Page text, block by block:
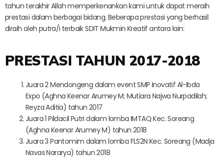
tahun terakhir Allah memperkenankan kami untuk dapat meraih
prestasi dalam berbagai bidang. Beberapa prestasi yang berhasil
diraih oleh putra/i terbaik SDIT Mukmin Kreatif antara lain:
PRESTASI TAHUN 2017-2018
Juara 2 Mendongeng dalam event SMP Inovatif Al-Ibda
Expo (Aghna Keenar Arumey M; Mutiara Najwa Nurpadilah;
Reyza Aditia) tahun 2017
Juara 1 Pildacil Putri dalam lomba IMTAQ Kec. Soreang
(Aghna Keenar Arumey M) tahun 2018
Juara 3 Pantomim dalam lomba FLS2N Kec. Soreang (Madja
Navas Nararya) tahun 2018